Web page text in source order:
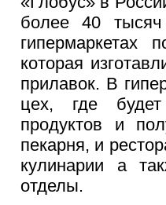
более 40
гипермаркетах
которая
прилавок. В
цех, где будет
продуктов и
пекарня, и
кулинарии а
отделы.